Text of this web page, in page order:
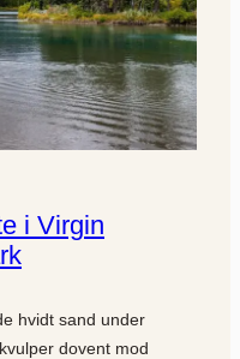
i Virgin
hvidt sand under
dovent mod